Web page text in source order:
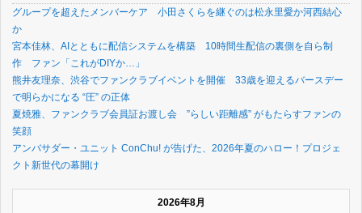
グループを超えたメンバーケア 小田さくらを継ぐのは松永里愛か河西結心
か
宮本佳林、AIとともに配信システムを構築 10時間生配信の裏側を自ら制
作 ファン「これがDIYか…」
熊井友理奈、渋谷でファンクラブイベントを開催 33歳を迎えるバースデー
で明らかになる “圧” の正体
夏焼雅、ファンクラブ会員証お渡し会 ”らしい距離感” がもたらすファンの
笑顔
アンバサダー・ユニット ConChu! が告げた、2026年夏のハロー！プロジェ
クト新世代の幕開け
2026年8月